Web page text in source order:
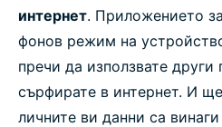
интернет. Приложението
фонов режим на
пречи да използвате
сърфирате в интернет. И
личните ви данни са